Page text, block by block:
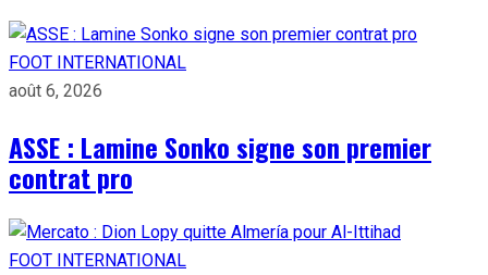
FOOT INTERNATIONAL
août 6, 2026
ASSE : Lamine Sonko signe son premier
contrat pro
FOOT INTERNATIONAL